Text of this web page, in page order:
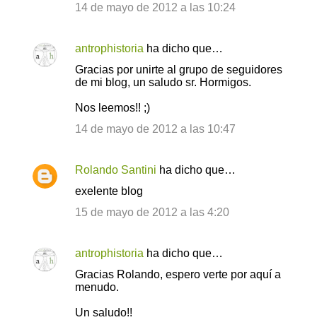
14 de mayo de 2012 a las 10:24
antrophistoria ha dicho que…
Gracias por unirte al grupo de seguidores
de mi blog, un saludo sr. Hormigos.
Nos leemos!! ;)
14 de mayo de 2012 a las 10:47
Rolando Santini ha dicho que…
exelente blog
15 de mayo de 2012 a las 4:20
antrophistoria ha dicho que…
Gracias Rolando, espero verte por aquí a
menudo.
Un saludo!!